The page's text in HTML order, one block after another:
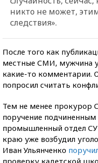
никто не может,
следствия».
После того как
местные СМИ, мужчина
какие-то комментарии.
попросил считать
Тем не менее прокурор
поручение
промышленный отдел
краю уже возбудил
Иван Ульянченко
проверку кадетской